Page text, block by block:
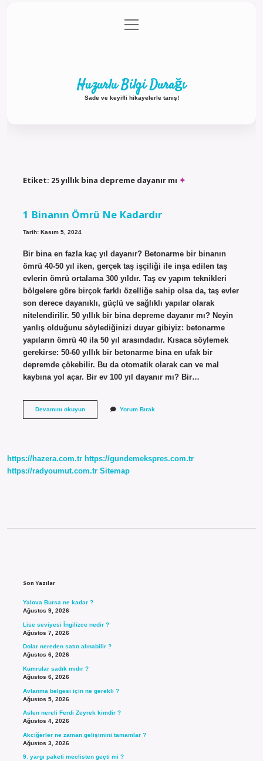
Gizlilik Politikası
menüyü
aç
Huzurlu Bilgi Durağı
Sade ve keyifli hikayelerle tanış!
Etiket: 25 yıllık bina depreme dayanır mı
1 Binanın Ömrü Ne Kadardır
Tarih: Kasım 5, 2024
Bir bina en fazla kaç yıl dayanır? Betonarme bir binanın
ömrü 40-50 yıl iken, gerçek taş işçiliği ile inşa edilen taş
evlerin ömrü ortalama 300 yıldır. Taş ev yapım teknikleri
bölgelere göre birçok farklı özelliğe sahip olsa da, taş evler
son derece dayanıklı, güçlü ve sağlıklı yapılar olarak
nitelendirilir. 50 yıllık bir bina depreme dayanır mı? Neyin
yanlış olduğunu söylediğinizi duyar gibiyiz: betonarme
yapıların ömrü 40 ila 50 yıl arasındadır. Kısaca söylemek
gerekirse: 50-60 yıllık bir betonarme bina en ufak bir
depremde çökebilir. Bu da otomatik olarak can ve mal
kaybına yol açar. Bir ev 100 yıl dayanır mı? Bir…
Devamını okuyun1
Yorum Bırak
https://hazera.com.tr https://gundemekspres.com.tr
https://radyoumut.com.tr Sitemap
Son Yazılar
Yalova Bursa ne kadar ?
Ağustos 9, 2026
Lise seviyesi İngilizce nedir ?
Ağustos 7, 2026
Dolar nereden satın alınabilir ?
Ağustos 6, 2026
Kumrular sadık mıdır ?
Ağustos 6, 2026
Avlanma belgesi için ne gerekli ?
Ağustos 5, 2026
Aslen nereli Ferdi Zeyrek kimdir ?
Ağustos 4, 2026
Akciğerler ne zaman gelişimini tamamlar ?
Ağustos 3, 2026
9. yargı paketi meclisten geçti mi ?